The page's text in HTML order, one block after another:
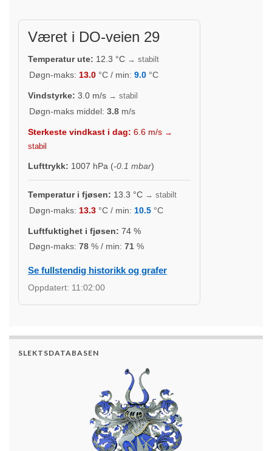
Været i DO-veien 29
Temperatur ute: 12.3 °C → stabilt
Døgn-maks: 13.0 °C / min: 9.0 °C
Vindstyrke: 3.0 m/s → stabil
Døgn-maks middel: 3.8 m/s
Sterkeste vindkast i dag: 6.6 m/s →
stabil
Lufttrykk: 1007 hPa (-0.1 mbar)
Temperatur i fjøsen: 13.3 °C → stabilt
Døgn-maks: 13.3 °C / min: 10.5 °C
Luftfuktighet i fjøsen: 74 %
Døgn-maks: 78 % / min: 71 %
Se fullstendig historikk og grafer
Oppdatert: 11:02:00
SLEKTSDATABASEN